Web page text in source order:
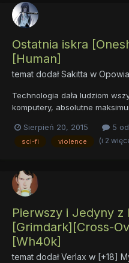
Ostatnia iskra
[Human]
temat dodałSakitta w
Technologia dała ludziom
komputery, absolutne
człowieczeństwa. Ludzkość w
rodzi, a znudzeni życiem
Sierpień 20, 2015 5
sci-fi violence (i 2
Pierwszy i Jedyny z
[Grimdark][Cross-
[Wh40k]
temat dodałVerlax w [+18]